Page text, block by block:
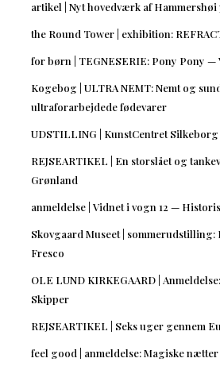
artikel | Nyt hovedværk af
the Round Tower | exhibition:
for børn | TEGNESERIE: Pony Pony
Kogebog | ULTRA NEMT: Nemt og
ultraforarbejdede fødevarer
UDSTILLING | KunstCentret
REJSEARTIKEL | En storslået og
Grønland
anmeldelse | Vidnet i vogn 12 —
Skovgaard Museet | sommerudstilling:
Fresco
OLE LUND KIRKEGAARD |
Skipper
REJSEARTIKEL | Seks uger gennem
feel good | anmeldelse: Magiske